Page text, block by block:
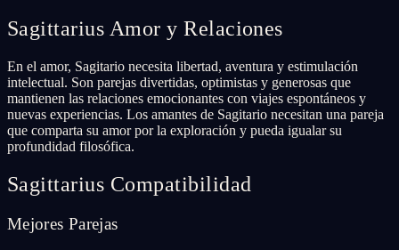
Sagittarius Amor y Relaciones
En el amor, Sagitario necesita libertad, aventura y estimulación
intelectual. Son parejas divertidas, optimistas y generosas que
mantienen las relaciones emocionantes con viajes espontáneos y
nuevas experiencias. Los amantes de Sagitario necesitan una pareja
que comparta su amor por la exploración y pueda igualar su
profundidad filosófica.
Sagittarius Compatibilidad
Mejores Parejas